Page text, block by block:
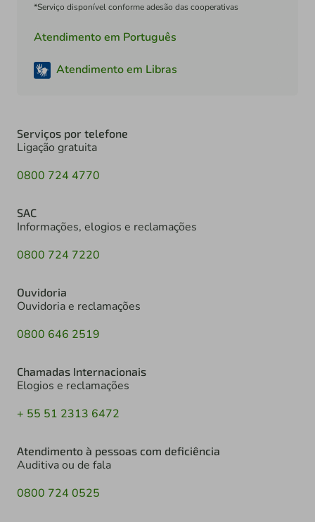
*Serviço disponível conforme adesão das cooperativas
Atendimento em Português
Atendimento em Libras
Serviços por telefone
Ligação gratuita
0800 724 4770
SAC
Informações, elogios e reclamações
0800 724 7220
Ouvidoria
Ouvidoria e reclamações
0800 646 2519
Chamadas Internacionais
Elogios e reclamações
+ 55 51 2313 6472
Atendimento à pessoas com deficiência
Auditiva ou de fala
0800 724 0525